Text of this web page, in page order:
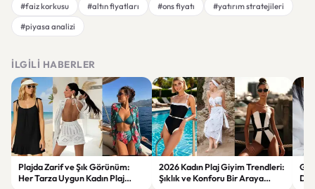
#faiz korkusu #altın fiyatları #ons fiyatı
#yatırım stratejileri
#piyasa analizi
İLGILI HABERLER
Plajda Zarif ve Şık Görünüm:
Her Tarza Uygun Kadın Plaj
2026 Kadın Plaj Giyim Trendleri:
Şıklık ve Konforu Bir Araya